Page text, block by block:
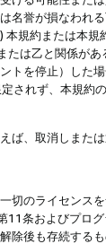
名誉が損なわれ
規約または本
は乙と関係が
トを停止）した
されず、本規
ば、取消しまた
切のライセンス
条およびプロ
除後も存続する